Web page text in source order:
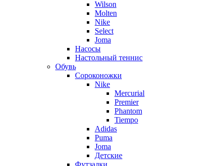
Wilson
Molten
Nike
Select
Joma
Насосы
Настольный теннис
Обувь
Сороконожки
Nike
Mercurial
Premier
Phantom
Tiempo
Adidas
Puma
Joma
Детские
Футзалки